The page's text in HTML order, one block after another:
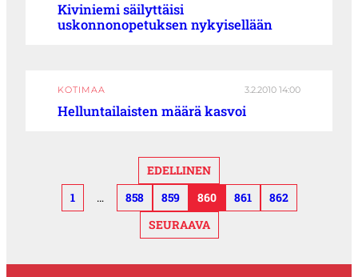
Kiviniemi säilyttäisi
uskonnonopetuksen nykyisellään
KOTIMAA 3.2.2010 14:00
Helluntailaisten määrä kasvoi
EDELLINEN
1
… 858 859 860 861
862
SEURAAVA